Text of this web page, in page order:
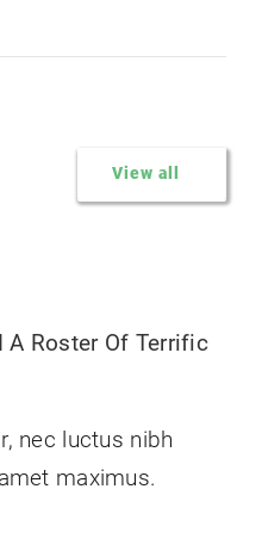
View all
A Roster Of Terrific
nec luctus nibh
maximus.